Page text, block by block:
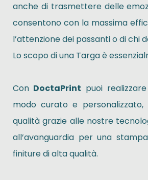
anche di trasmettere delle
consentono con la massima
l’attenzione dei passanti o di chi
Lo scopo di una Targa è
Con DoctaPrint puoi
modo curato e
qualità grazie alle nostre
all’avanguardia per una
finiture di alta qualità.